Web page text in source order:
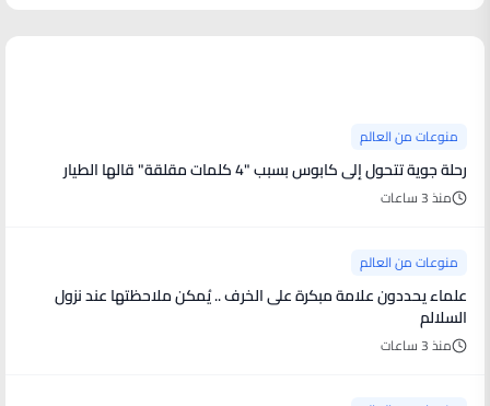
منوعات من العالم
رحلة جوية تتحول إلى كابوس بسبب "4 كلمات مقلقة" قالها الطيار
منذ 3 ساعات
منوعات من العالم
علماء يحددون علامة مبكرة على الخرف .. يُمكن ملاحظتها عند نزول
السلالم
منذ 3 ساعات